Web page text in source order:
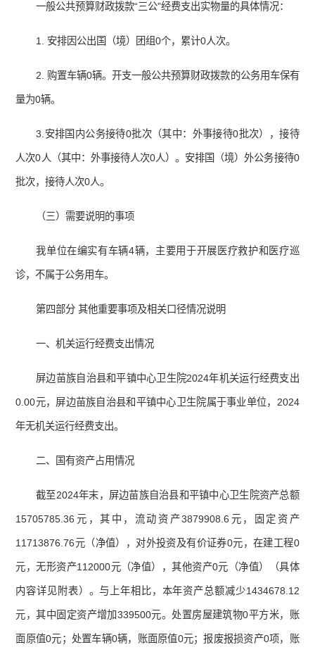
一般公共预算财政拨款“三公”经费支出实物量的具体情况：
1. 安排因公出国（境）团组0个，累计0人次。
2. 购置车辆0辆。开支一般公共预算财政拨款的公务用车保有
量为0辆。
3.安排国内公务接待0批次（其中：外事接待0批次），接待
人次0人（其中：外事接待人次0人）。安排国（境）外公务接待0
批次，接待人次0人。
（三）需要说明的事项
我单位在编实有车辆4辆，主要用于开展医疗救护和医疗巡
诊，不属于公务用车。
第四部分 其他重要事项及相关口径情况说明
一、机关运行经费支出情况
屏边苗族自治县和平镇中心卫生院2024年机关运行经费支出
0.00元，屏边苗族自治县和平镇中心卫生院属于事业单位，2024
年无机关运行经费支出。
二、国有资产占用情况
截至2024年末，屏边苗族自治县和平镇中心卫生院资产总额
15705785.36元，其中，流动资产3879908.6元，固定资产
11713876.76元（净值），对外投资及有价证券0元，在建工程0
元，无形资产112000元（净值），其他资产0元（净值）（具体
内容详见附表）。与上年相比，本年资产总额减少1434678.12
元，其中固定资产增加339500元。处置房屋建筑物0平方米，账
面原值0元；处置车辆0辆，账面原值0元；报废报损资产0项，账